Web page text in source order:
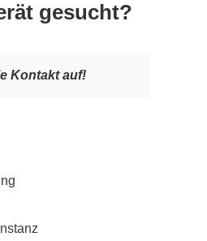
gesucht?
Kontakt auf!